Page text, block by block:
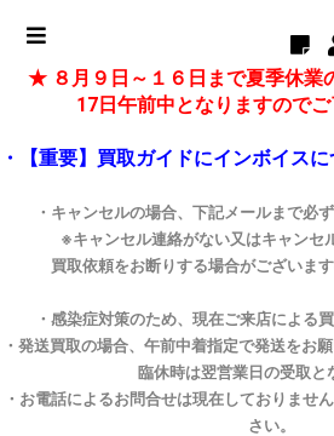
★ ８月９日～１６日まで夏季休業
17日午前中となりますのでご
・【重要】買取ガイドにインボイス
・キャンセルの場合、下記メールまで必
※キャンセル連絡がない又はキャンセ
買取依頼をお断りする場合がございま
・感染症対策のため、現在ご来店による
・発送買取の場合、午前中着指定で発送をお
臨休時は翌営業日の受取と
・お電話によるお問合せは現在しておりませ
さい。